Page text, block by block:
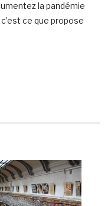
la pandémie
ce que propose